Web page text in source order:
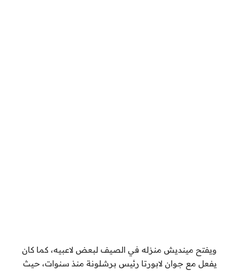
ويفتح مينديش منزله في الصيف لبعض لاعبيه، كما كان
يفعل مع جوان لابورتا رئيس برشلونة منذ سنوات، حيث